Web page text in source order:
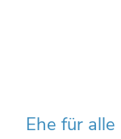
Ehe für alle